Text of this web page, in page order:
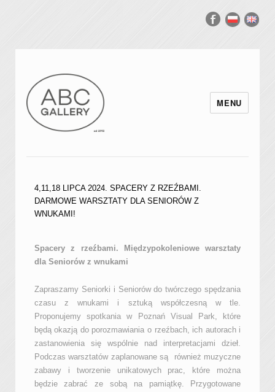
MENU
4,11,18 LIPCA 2024. SPACERY Z RZEŹBAMI.
DARMOWE WARSZTATY DLA SENIORÓW Z
WNUKAMI!
Spacery z rzeźbami. Międzypokoleniowe warsztaty
dla Seniorów z wnukami
Zapraszamy Seniorki i Seniorów do twórczego spędzania
czasu z wnukami i sztuką współczesną w tle.
Proponujemy spotkania w Poznań Visual Park, które
będą okazją do porozmawiania o rzeźbach, ich autorach i
zastanowienia się wspólnie nad interpretacjami dzieł.
Podczas warsztatów zaplanowane są również muzyczne
zabawy i tworzenie unikatowych prac, które można
będzie zabrać ze sobą na pamiątkę. Przygotowane